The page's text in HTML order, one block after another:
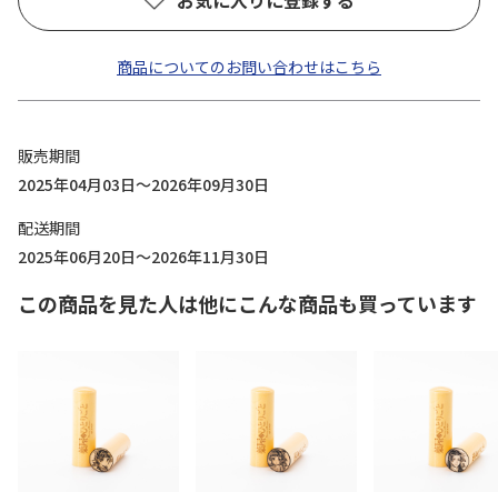
商品についてのお問い合わせはこちら
販売期間
2025年04月03日～2026年09月30日
配送期間
2025年06月20日～2026年11月30日
この商品を見た人は他にこんな商品も買っています